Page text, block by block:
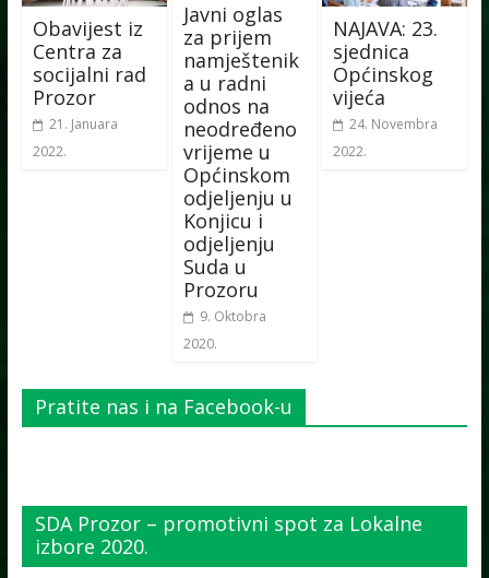
Obavijest iz
Centra za
socijalni rad
Prozor
21. Januara
2022.
Javni oglas
za prijem
namještenik
a u radni
odnos na
neodređeno
vrijeme u
Općinskom
odjeljenju u
Konjicu i
odjeljenju
Suda u
Prozoru
9. Oktobra
2020.
NAJAVA: 23.
sjednica
Općinskog
vijeća
24. Novembra
2022.
Pratite nas i na Facebook-u
SDA Prozor – promotivni spot za Lokalne
izbore 2020.